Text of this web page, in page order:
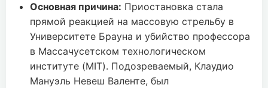
Основная причина: Приостановка стала
прямой реакцией на массовую стрельбу в
Университете Брауна и убийство профессора
в Массачусетском технологическом
институте (MIT). Подозреваемый, Клаудио
Мануэль Невеш Валенте, был